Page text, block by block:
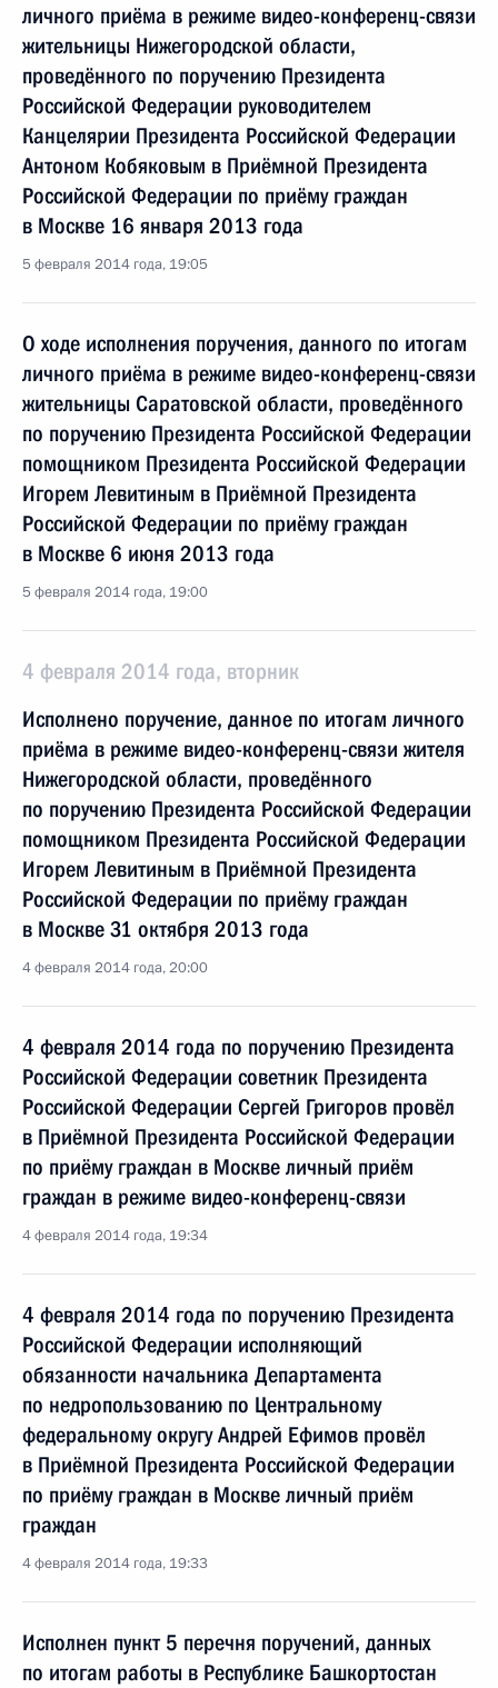
личного приёма в режиме видео-конференц-связи
жительницы Нижегородской области,
проведённого по поручению Президента
Российской Федерации руководителем
Канцелярии Президента Российской Федерации
Антоном Кобяковым в Приёмной Президента
Российской Федерации по приёму граждан
в Москве 16 января 2013 года
5 февраля 2014 года, 19:05
О ходе исполнения поручения, данного по итогам
личного приёма в режиме видео-конференц-связи
жительницы Саратовской области, проведённого
по поручению Президента Российской Федерации
помощником Президента Российской Федерации
Игорем Левитиным в Приёмной Президента
Российской Федерации по приёму граждан
в Москве 6 июня 2013 года
5 февраля 2014 года, 19:00
4 февраля 2014 года, вторник
Исполнено поручение, данное по итогам личного
приёма в режиме видео-конференц-связи жителя
Нижегородской области, проведённого
по поручению Президента Российской Федерации
помощником Президента Российской Федерации
Игорем Левитиным в Приёмной Президента
Российской Федерации по приёму граждан
в Москве 31 октября 2013 года
4 февраля 2014 года, 20:00
4 февраля 2014 года по поручению Президента
Российской Федерации советник Президента
Российской Федерации Сергей Григоров провёл
в Приёмной Президента Российской Федерации
по приёму граждан в Москве личный приём
граждан в режиме видео-конференц-связи
4 февраля 2014 года, 19:34
4 февраля 2014 года по поручению Президента
Российской Федерации исполняющий
обязанности начальника Департамента
по недропользованию по Центральному
федеральному округу Андрей Ефимов провёл
в Приёмной Президента Российской Федерации
по приёму граждан в Москве личный приём
граждан
4 февраля 2014 года, 19:33
Исполнен пункт 5 перечня поручений, данных
по итогам работы в Республике Башкортостан